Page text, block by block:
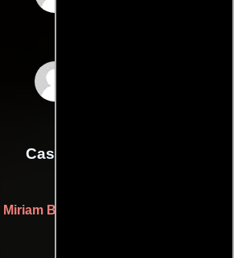
Casting
Miriam Brickman